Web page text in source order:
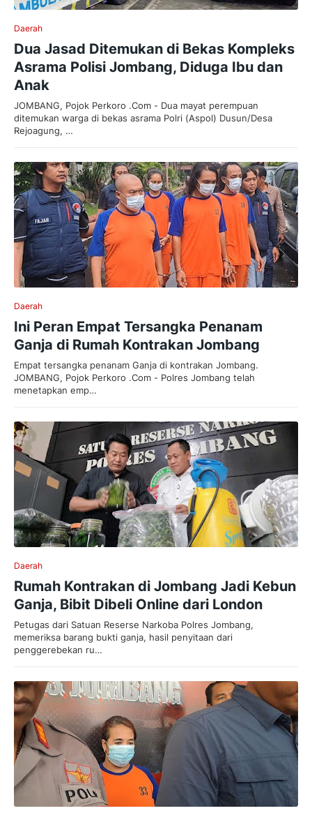
Daerah
Dua Jasad Ditemukan di Bekas Kompleks
Asrama Polisi Jombang, Diduga Ibu dan
Anak
JOMBANG, Pojok Perkoro .Com - Dua mayat perempuan
ditemukan warga di bekas asrama Polri (Aspol) Dusun/Desa
Rejoagung, …
Daerah
Ini Peran Empat Tersangka Penanam
Ganja di Rumah Kontrakan Jombang
Empat tersangka penanam Ganja di kontrakan Jombang.
JOMBANG, Pojok Perkoro .Com - Polres Jombang telah
menetapkan emp…
Daerah
Rumah Kontrakan di Jombang Jadi Kebun
Ganja, Bibit Dibeli Online dari London
Petugas dari Satuan Reserse Narkoba Polres Jombang,
memeriksa barang bukti ganja, hasil penyitaan dari
penggerebekan ru…